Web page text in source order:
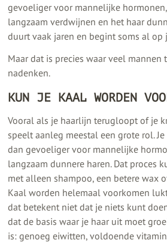
gevoeliger voor mannelijke
langzaam verdwijnen en het haar
duurt vaak jaren en begint soms al
Maar dat is precies waar veel mannen
nadenken.
KUN JE KAAL WORDEN
Vooral als je haarlijn terugloopt of je
speelt aanleg meestal een grote rol.
dan gevoeliger voor mannelijke
langzaam dunnere haren. Dat proces
met alleen shampoo, een betere wax
Kaal worden helemaal voorkomen
dat betekent niet dat je niets kunt
dat de basis waar je haar uit moet
is: genoeg eiwitten, voldoende